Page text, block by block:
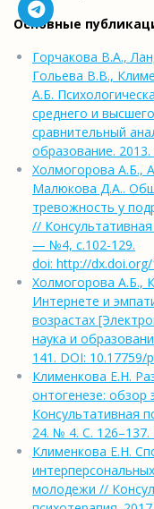
Основные
Горчакова В.А.,
Гольева В.В.,
А.Б.
среднего и
сравнительный
образование.
Холмогорова А.Б.,
Малюкова Д.А..
тревожность у
//
— №4, с.102-129.
doi: http://
Холмогорова А.Б.,
Интернете и
возрастах
наука и
141. DOI: 10.17759/
Клименкова Е.Н.
онтогенезе: обзор
Консультативная
24. № 4. С. 126–137.
Клименкова Е.Н.
молодежи //